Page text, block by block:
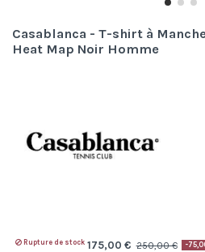
Casablanca - T-shirt à
Heat Map Noir Homme
Rupture de stock 175,00 € 250,00 € -